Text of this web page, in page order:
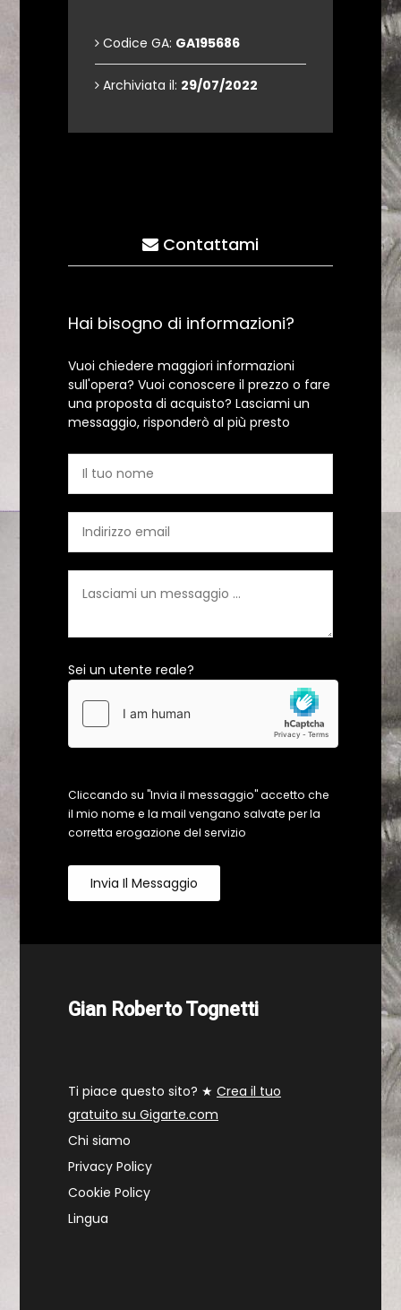
Codice GA: GA195686
Archiviata il: 29/07/2022
Contattami
Hai bisogno di informazioni?
Vuoi chiedere maggiori informazioni
sull'opera? Vuoi conoscere il prezzo o fare
una proposta di acquisto? Lasciami un
messaggio, risponderò al più presto
Sei un utente reale?
Cliccando su "Invia il messaggio" accetto che
il mio nome e la mail vengano salvate per la
corretta erogazione del servizio
Invia Il Messaggio
Gian Roberto Tognetti
Ti piace questo sito? ★ Crea il tuo
gratuito su Gigarte.com
Chi siamo
Privacy Policy
Cookie Policy
Lingua